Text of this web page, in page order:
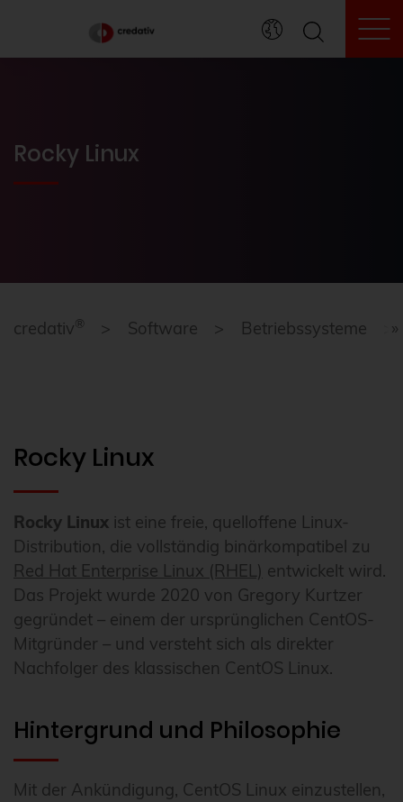
Rocky Linux
credativ ® Software Betriebssysteme
Rocky Linux
Rocky Linux ist eine freie, quelloffene Linux-
Distribution, die vollständig binärkompatibel zu
Red Hat Enterprise Linux (RHEL) entwickelt wird.
Das Projekt wurde 2020 von Gregory Kurtzer
gegründet – einem der ursprünglichen CentOS-
Mitgründer – und versteht sich als direkter
Nachfolger des klassischen CentOS Linux.
Hintergrund und Philosophie
Mit der Ankündigung, CentOS Linux einzustellen,